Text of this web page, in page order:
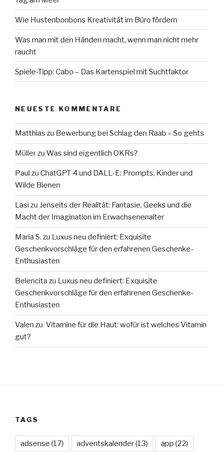
Wie Hustenbonbons Kreativität im Büro fördern
Was man mit den Händen macht, wenn man nicht mehr
raucht
Spiele-Tipp: Cabo – Das Kartenspiel mit Suchtfaktor
NEUESTE KOMMENTARE
Matthias zu Bewerbung bei Schlag den Raab – So gehts
Müllerzu Was sind eigentlich OKRs?
Paul zu ChatGPT 4 und DALL-E: Prompts, Kinder und
Wilde Bienen
Lasi zu Jenseits der Realität: Fantasie, Geeks und die
Macht der Imagination im Erwachsenenalter
Maria S. zu Luxus neu definiert: Exquisite
Geschenkvorschläge für den erfahrenen Geschenke-
Enthusiasten
Belencita zu Luxus neu definiert: Exquisite
Geschenkvorschläge für den erfahrenen Geschenke-
Enthusiasten
Valen zu Vitamine für die Haut: wofür ist welches Vitamin
gut?
TAGS
adsense (17) adventskalender(13) app (22)